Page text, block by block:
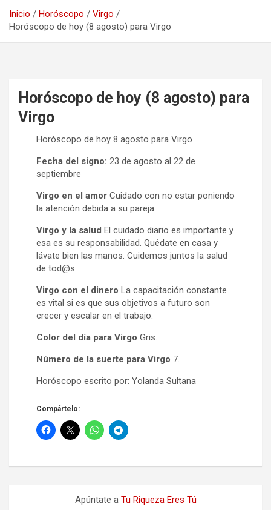
Inicio Horóscopo
Virgo
Horóscopo de hoy (8 agosto) para Virgo
Horóscopo de hoy (8 agosto) para
Virgo
Horóscopo de hoy 8 agosto para Virgo
Fecha del signo: 23 de agosto al 22 de
septiembre
Virgo en el amor Cuidado con no estar poniendo
la atención debida a su pareja.
Virgo y la salud El cuidado diario es importante y
esa es su responsabilidad. Quédate en casa y
lávate bien las manos. Cuidemos juntos la salud
de tod@s.
Virgo con el dinero La capacitación constante
es vital si es que sus objetivos a futuro son
crecer y escalar en el trabajo.
Color del día para Virgo Gris.
Número de la suerte para Virgo 7.
Horóscopo escrito por: Yolanda Sultana
Compártelo:
Apúntate a Tu Riqueza Eres Tú